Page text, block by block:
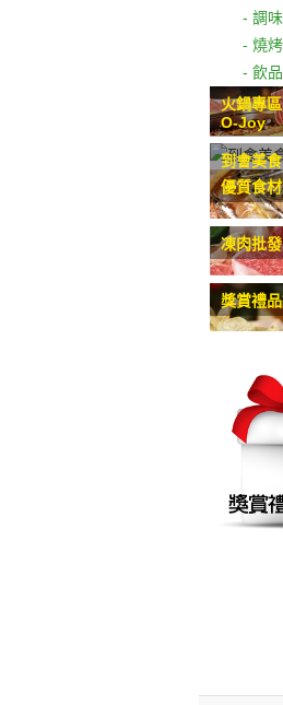
- 調
- 燒
- 飲品
火鍋專
O-Joy
到會美食
優質食材
凍肉批發
獎賞禮